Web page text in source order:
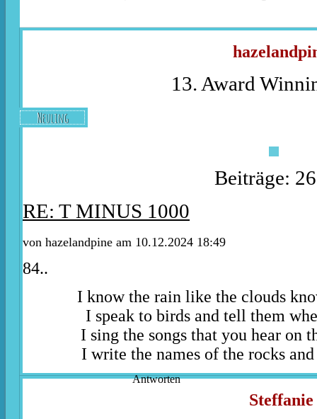
13. Award
Neuling
Beiträge:
RE: T MINUS 1000
von hazelandpine am 10.12.2024 18:49
84..
I know the rain like the clouds
I speak to birds and tell them
I sing the songs that you hear on
I write the names of the rocks
Antworten
Steffanie